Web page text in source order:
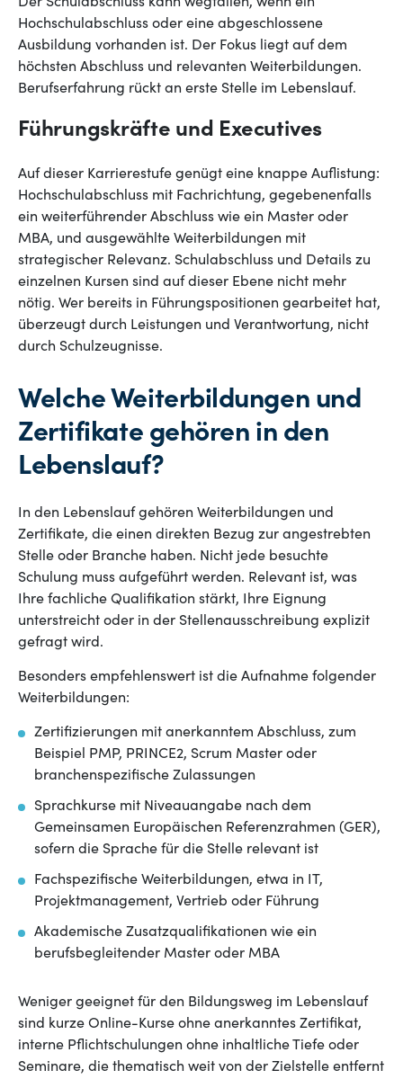
Hochschulabschluss oder eine abgeschlossene
Ausbildung vorhanden ist. Der Fokus liegt auf dem
höchsten Abschluss und relevanten Weiterbildungen.
Berufserfahrung rückt an erste Stelle im Lebenslauf.
Führungskräfte und Executives
Auf dieser Karrierestufe genügt eine knappe Auflistung:
Hochschulabschluss mit Fachrichtung, gegebenenfalls
ein weiterführender Abschluss wie ein Master oder
MBA, und ausgewählte Weiterbildungen mit
strategischer Relevanz. Schulabschluss und Details zu
einzelnen Kursen sind auf dieser Ebene nicht mehr
nötig. Wer bereits in Führungspositionen gearbeitet hat,
überzeugt durch Leistungen und Verantwortung, nicht
durch Schulzeugnisse.
Welche Weiterbildungen und
Zertifikate gehören in den
Lebenslauf?
In den Lebenslauf gehören Weiterbildungen und
Zertifikate, die einen direkten Bezug zur angestrebten
Stelle oder Branche haben. Nicht jede besuchte
Schulung muss aufgeführt werden. Relevant ist, was
Ihre fachliche Qualifikation stärkt, Ihre Eignung
unterstreicht oder in der Stellenausschreibung explizit
gefragt wird.
Besonders empfehlenswert ist die Aufnahme folgender
Weiterbildungen:
Zertifizierungen mit anerkanntem Abschluss, zum
Beispiel PMP, PRINCE2, Scrum Master oder
branchenspezifische Zulassungen
Sprachkurse mit Niveauangabe nach dem
Gemeinsamen Europäischen Referenzrahmen (GER),
sofern die Sprache für die Stelle relevant ist
Fachspezifische Weiterbildungen, etwa in IT,
Projektmanagement, Vertrieb oder Führung
Akademische Zusatzqualifikationen wie ein
berufsbegleitender Master oder MBA
Weniger geeignet für den Bildungsweg im Lebenslauf
sind kurze Online-Kurse ohne anerkanntes Zertifikat,
interne Pflichtschulungen ohne inhaltliche Tiefe oder
Seminare, die thematisch weit von der Zielstelle entfernt